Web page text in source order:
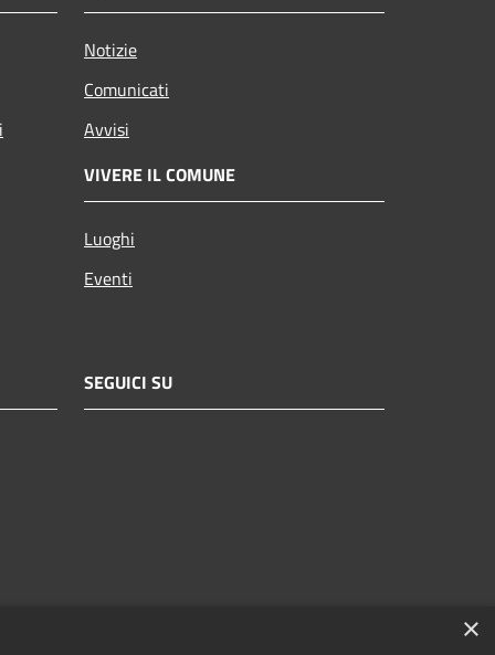
Notizie
Comunicati
Avvisi
VIVERE IL COMUNE
Luoghi
Eventi
SEGUICI SU
×